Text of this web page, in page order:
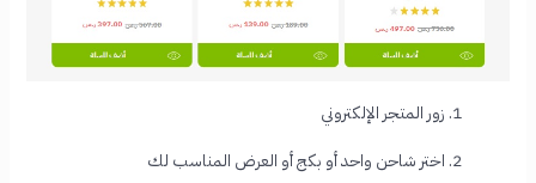
1. زور المتجر الإلكتروني
2. اختر شاحن واحد أو بكج أو العرض المناسب لك